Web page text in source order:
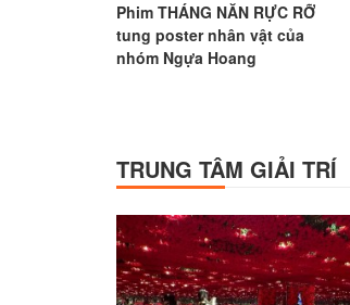
Phim THÁNG NĂN RỰC RỠ
tung poster nhân vật của
nhóm Ngựa Hoang
TRUNG TÂM GIẢI TRÍ